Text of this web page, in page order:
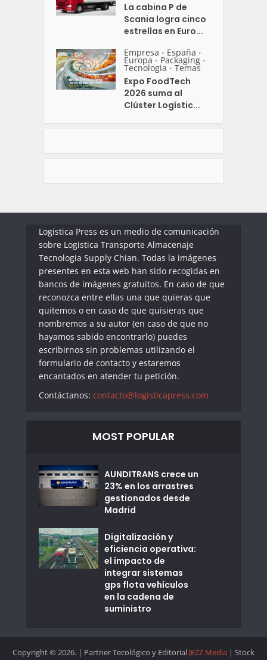
La cabina P de
Scania logra cinco
estrellas en Euro...
Empresa • España •
Europa • Packaging •
Tecnologia • Temas
Expo FoodTech
2026 suma al
Clúster Logístic...
Logistica Press es un medio de comunicación
sobre Logistica Transporte Almacenaje
Tecnologia Supply Chian. Todas la imágenes
presentes en esta web han sido recogidas en
bancos de imágenes gratuitos. En caso de que
reconozca entre ellas una que quieras que
quitemos o en caso de que quisieras que
nombremos a su autor (en caso de que no
hayamos sabido encontrarlo) puedes
escribirnos sin problemas utilizando el
formulario de contacto y estaremos
encantados en atender tu petición.
Contáctanos: contacto@logisticapress.com
MOST POPULAR
AUNDITRANS crece un
23% en los arrastres
gestionados desde
Madrid
Digitalización y
eficiencia operativa:
el impacto de
integrar sistemas
gps flota vehículos
en la cadena de
suministro
Copyright © 2026. | Partner Tecológico y Editorial JEZZ Media | Stock